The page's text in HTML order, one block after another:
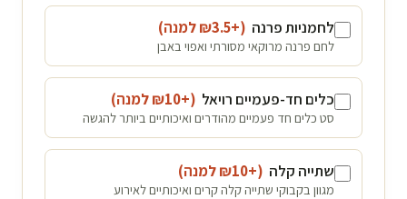
לחמניות פרנה (+₪
3.5 למנה)
לחם פרנה מרוקאי מסורתי ואפוי באבן
כלים חד-פעמיים רויאל (+₪
10 למנה)
סט כלים חד פעמיים מהודרים ואיכותיים ביותר להגשה
שתייה קלה (+₪
10 למנה)
מגוון בקבוקי שתייה קלה קרים ואיכותיים לאירוע